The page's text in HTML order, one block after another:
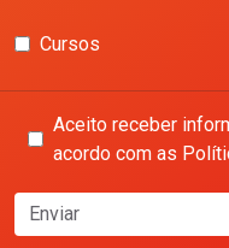
Cursos
Aceito receber
acordo com as
Enviar